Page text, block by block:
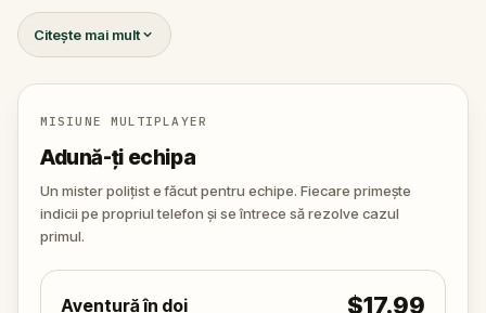
pentru aventurile ei prin lume, este găsită moartă în
mijlocul unui tur de fantome. Ghidul? Nimeni altul
decât Percy Shadows, un personaj la fel de teatral
pe cât e de enigmatic.
Cine e criminalul? Walter, iubitul gelos și imprevizibil?
poate o altă prezență, bine ascunsă în umbrele
orașului?
🔍 E timpul să intri în joc. Adună indicii, urmărește
fiecare gest, pune întrebările potrivite și leagă firele
vedere. Nu uita să ai la tine un pix și o foaie –
Citește mai mult
MISIUNE MULTIPLAYER
Adună-ți echipa
Un mister polițist e făcut pentru echipe. Fiecare primește
indicii pe propriul telefon și se întrece să rezolve cazul
primul.
Aventură în doi $17.99